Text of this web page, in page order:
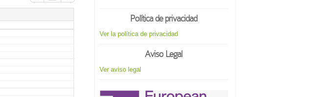
Política de privacidad
Ver la política de privacidad
Aviso Legal
Ver aviso legal